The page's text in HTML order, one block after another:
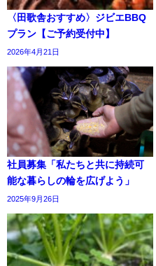
〈田歌舎おすすめ〉ジビエBBQ
プラン【ご予約受付中】
2026年4月21日
社員募集「私たちと共に持続可
能な暮らしの輪を広げよう」
2025年9月26日